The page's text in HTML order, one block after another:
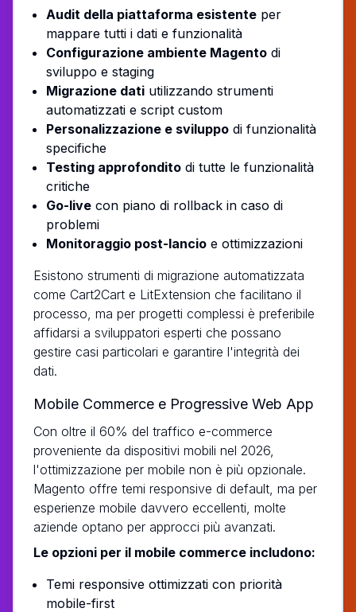
Audit della piattaforma esistente per
mappare tutti i dati e funzionalità
Configurazione ambiente Magento di
sviluppo e staging
Migrazione dati utilizzando strumenti
automatizzati e script custom
Personalizzazione e sviluppo di funzionalità
specifiche
Testing approfondito di tutte le funzionalità
critiche
Go-live con piano di rollback in caso di
problemi
Monitoraggio post-lancio e ottimizzazioni
Esistono strumenti di migrazione automatizzata
come Cart2Cart e LitExtension che facilitano il
processo, ma per progetti complessi è preferibile
affidarsi a sviluppatori esperti che possano
gestire casi particolari e garantire l'integrità dei
dati.
Mobile Commerce e Progressive Web App
Con oltre il 60% del traffico e-commerce
proveniente da dispositivi mobili nel 2026,
l'ottimizzazione per mobile non è più opzionale.
Magento offre temi responsive di default, ma per
esperienze mobile davvero eccellenti, molte
aziende optano per approcci più avanzati.
Le opzioni per il mobile commerce includono:
Temi responsive ottimizzati con priorità
mobile-first